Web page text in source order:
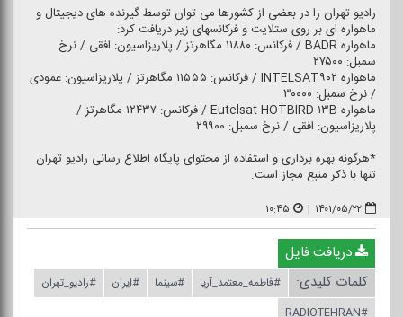
رادیو تهران را در بعضی از كشورها می توان توسط گیرنده های دیجیتال و
ماهواره ای بر روی ستلایت و فركانسهای زیر دریافت كرد:
ماهواره BADR / فركانس: ۱۱۸۸۰ مگاهرتز / پلاریزاسیون: افقی / نرخ
سمبل: ۲۷۵۰۰
ماهواره INTELSAT۹۰۲ / فركانس: ۱۱۵۵۵ مگاهرتز / پلاریزاسیون: عمودی
/ نرخ سمبل: ۳۰۰۰۰
ماهواره Eutelsat HOTBIRD ۱۳B / فركانس: ۱۲۴۳۷ مگاهرتز /
پلاریزاسیون: افقی / نرخ سمبل: ۲۹۹۰۰
*هرگونه بهره برداری و استفاده از محتوای پایگاه اطلاع رسانی رادیو تهران
تنها با ذكر منبع مجاز است.
۱۴۰۱/۰۵/۲۲ | ۱۰:۴۵
دریافت فایل
کلمات کلیدی:
#فاطمه_معتمد_آریا #سینما #ایران
#رادیو_تهران
#RADIOTEHRAN